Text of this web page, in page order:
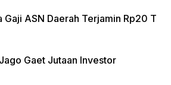
Gaji ASN Daerah Terjamin Rp20 T
Gaet Jutaan Investor